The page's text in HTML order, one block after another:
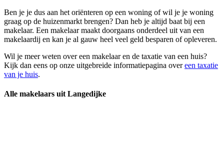
Ben je je dus aan het oriënteren op een woning of wil je je woning
graag op de huizenmarkt brengen? Dan heb je altijd baat bij een
makelaar. Een makelaar maakt doorgaans onderdeel uit van een
makelaardij en kan je al gauw heel veel geld besparen of opleveren.
Wil je meer weten over een makelaar en de taxatie van een huis?
Kijk dan eens op onze uitgebreide informatiepagina overeen taxatie
van je huis.
Alle makelaars uit Langedijke